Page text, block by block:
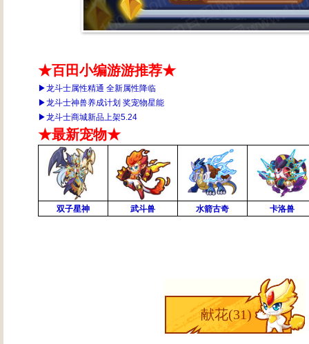
★百田小编游游推荐★
▶龙斗士属性精通 全新属性降临
▶龙斗士神兽养成计划 奖宠物星能
▶龙斗士商城新品上架5.24
★最新宠物★
双子星神 武斗兽 水箭古奇 卡洛兽
献花(31)